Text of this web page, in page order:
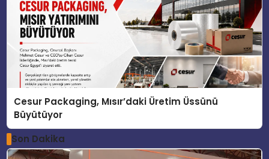
Cesur Packaging, Mısır’daki Üretim Üssünü
Büyütüyor
Son Dakika